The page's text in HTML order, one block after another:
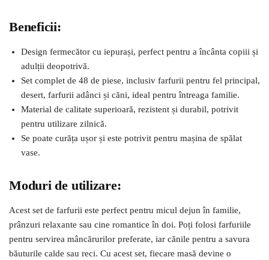
Beneficii:
Design fermecător cu iepurași, perfect pentru a încânta copiii și
adulții deopotrivă.
Set complet de 48 de piese, inclusiv farfurii pentru fel principal,
desert, farfurii adânci și căni, ideal pentru întreaga familie.
Material de calitate superioară, rezistent și durabil, potrivit
pentru utilizare zilnică.
Se poate curăța ușor și este potrivit pentru mașina de spălat
vase.
Moduri de utilizare:
Acest set de farfurii este perfect pentru micul dejun în familie,
prânzuri relaxante sau cine romantice în doi. Poți folosi farfuriile
pentru servirea mâncărurilor preferate, iar cănile pentru a savura
băuturile calde sau reci. Cu acest set, fiecare masă devine o